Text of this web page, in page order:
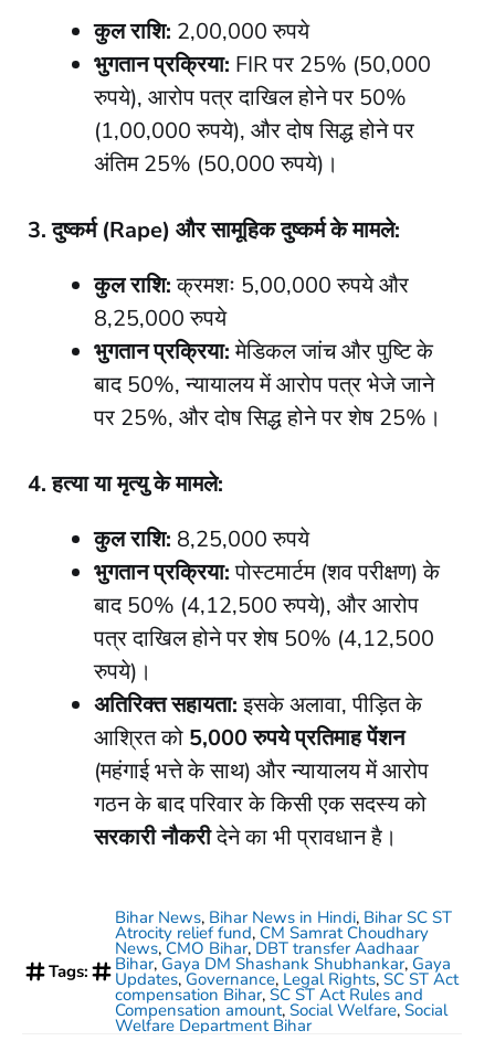
कुल राशि: 2,00,000 रुपये
भुगतान प्रक्रिया: FIR पर 25% (50,000
रुपये), आरोप पत्र दाखिल होने पर 50%
(1,00,000 रुपये), और दोष सिद्ध होने पर
अंतिम 25% (50,000 रुपये)।
3. दुष्कर्म (Rape) और सामूहिक दुष्कर्म के मामले:
कुल राशि:क्रमशः 5,00,000 रुपये और
8,25,000 रुपये
भुगतान प्रक्रिया:मेडिकल जांच और पुष्टि के
बाद 50%, न्यायालय में आरोप पत्र भेजे जाने
पर 25%, और दोष सिद्ध होने पर शेष 25%।
4. हत्या या मृत्यु के मामले:
कुल राशि: 8,25,000 रुपये
भुगतान प्रक्रिया:पोस्टमार्टम (शव परीक्षण) के
बाद 50% (4,12,500 रुपये), और आरोप
पत्र दाखिल होने पर शेष 50% (4,12,500
रुपये)।
अतिरिक्त सहायता:इसके अलावा, पीड़ित के
आश्रित को 5,000 रुपये प्रतिमाह पेंशन
(महंगाई भत्ते के साथ) और न्यायालय में आरोप
गठन के बाद परिवार के किसी एक सदस्य को
सरकारी नौकरीदेने का भी प्रावधान है।
Tags:
Bihar News, Bihar News in Hindi, Bihar SC ST
Atrocity relief fund, CM Samrat Choudhary
News, CMO Bihar, DBT transfer Aadhaar
Bihar, Gaya DM Shashank Shubhankar, Gaya
Updates,Governance, Legal Rights, SC ST Act
compensation Bihar, SC ST Act Rules and
Compensation amount, Social Welfare, Social
Welfare Department Bihar